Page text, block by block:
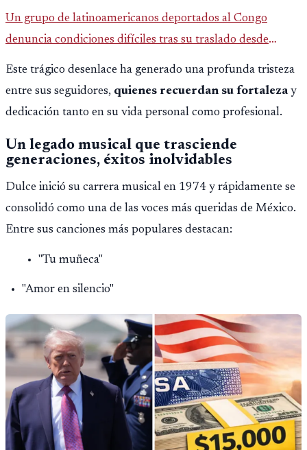
Un grupo de latinoamericanos deportados al Congo
denuncia condiciones difíciles tras su traslado desde
Este trágico desenlace ha generado una profunda tristeza
entre sus seguidores, quienes recuerdan su fortalezay
dedicación tanto en su vida personal como profesional.
Un legado musical que trasciende
generaciones, éxitos inolvidables
Dulce inició su carrera musical en 1974 y rápidamente se
consolidó como una de las voces más queridas de México.
Entre sus canciones más populares destacan:
"Tu muñeca"
"Amor en silencio"